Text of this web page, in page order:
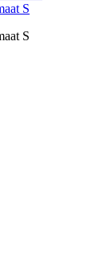
S
S